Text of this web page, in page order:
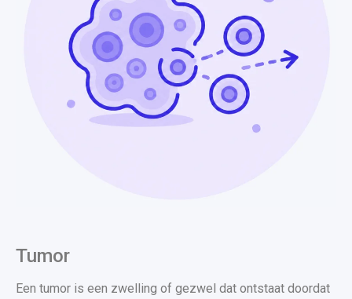
Tumor
Een tumor is een zwelling of gezwel dat ontstaat doordat